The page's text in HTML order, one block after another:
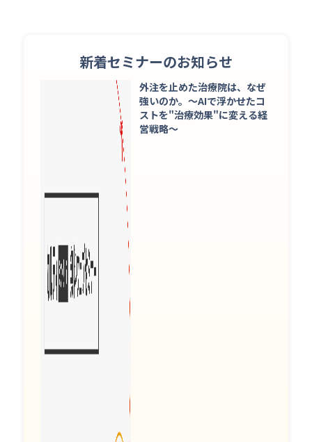
新着セミナーのお知らせ
外注を止めた治療院は、なぜ
強いのか。〜AIで浮かせたコ
ストを"治療効果"に変える経
営戦略〜